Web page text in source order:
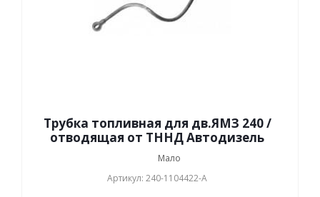
Трубка топливная для дв.ЯМЗ 240 /
отводящая от ТННД Автодизель
Мало
Артикул: 240-1104422-А